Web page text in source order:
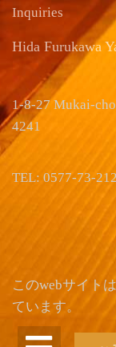
Inquiries
Hida Furukawa
1-8-27 Mukai-
4241
TEL: 0577-73-
このwebサイト
ています。